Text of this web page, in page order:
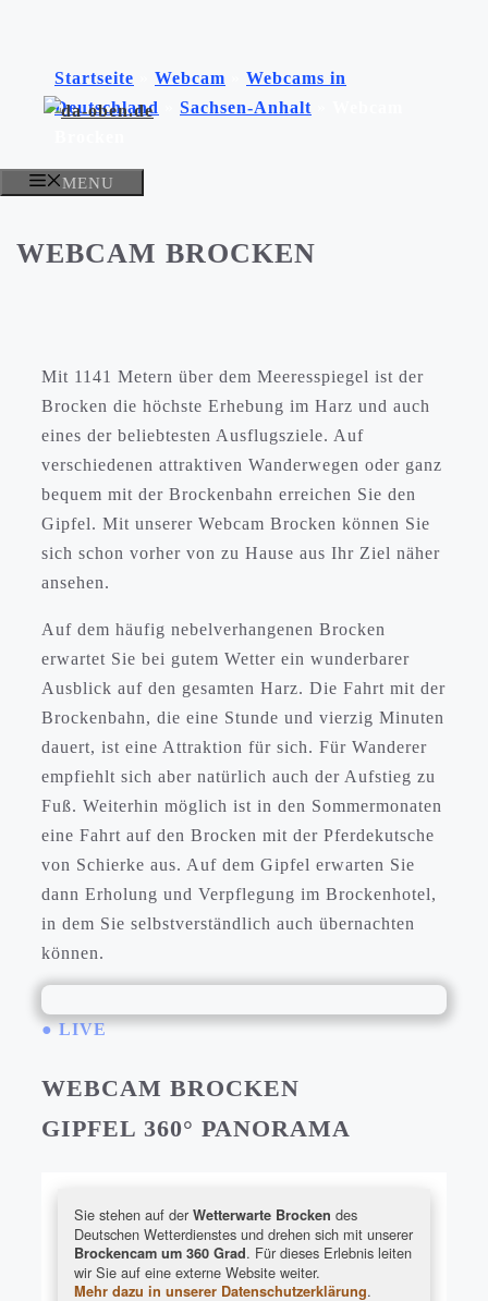
springen
MENU
Startseite Webcam
Webcams in
Deutschland
Sachsen-Anhalt
WEBCAM BROCKEN
Mit 1141 Metern über dem Meeresspiegel ist der
Brocken die höchste Erhebung im Harz und auch
eines der beliebtesten Ausflugsziele. Auf
verschiedenen attraktiven Wanderwegen oder ganz
bequem mit der Brockenbahn erreichen Sie den
Gipfel. Mit unserer Webcam Brocken können Sie
sich schon vorher von zu Hause aus Ihr Ziel näher
ansehen.
Auf dem häufig nebelverhangenen Brocken
erwartet Sie bei gutem Wetter ein wunderbarer
Ausblick auf den gesamten Harz. Die Fahrt mit der
Brockenbahn, die eine Stunde und vierzig Minuten
dauert, ist eine Attraktion für sich. Für Wanderer
empfiehlt sich aber natürlich auch der Aufstieg zu
Fuß. Weiterhin möglich ist in den Sommermonaten
eine Fahrt auf den Brocken mit der Pferdekutsche
von Schierke aus. Auf dem Gipfel erwarten Sie
dann Erholung und Verpflegung im Brockenhotel,
in dem Sie selbstverständlich auch übernachten
können.
● LIVE
WEBCAM BROCKEN
GIPFEL 360° PANORAMA